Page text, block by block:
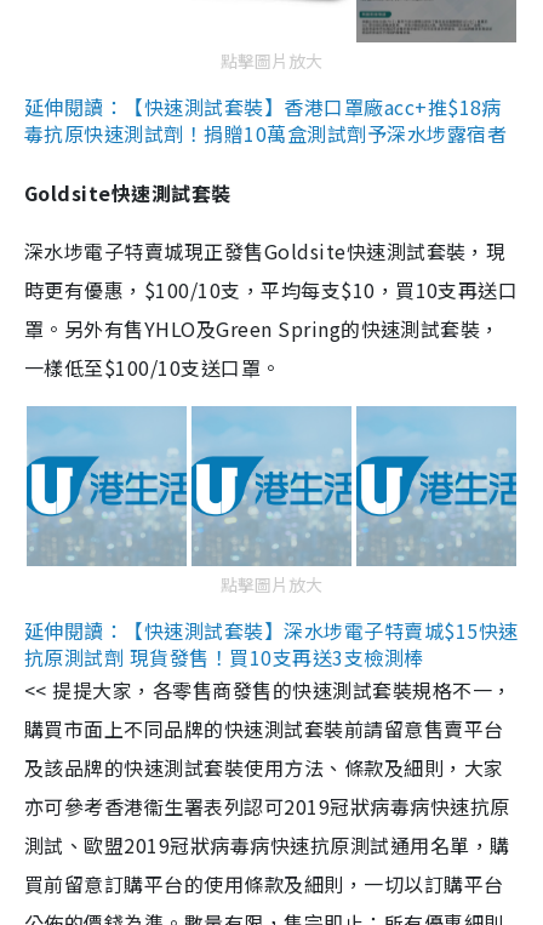
點擊圖片放大
延伸閱讀：【快速測試套裝】香港口罩廠acc+推$18病
毒抗原快速測試劑！捐贈10萬盒測試劑予深水埗露宿者
Goldsite快速測試套裝
深水埗電子特賣城現正發售Goldsite快速測試套裝，現
時更有優惠，$100/10支，平均每支$10，買10支再送口
罩。另外有售YHLO及Green Spring的快速測試套裝，
一樣低至$100/10支送口罩。
點擊圖片放大
延伸閱讀：【快速測試套裝】深水埗電子特賣城$15快速
抗原測試劑 現貨發售！買10支再送3支檢測棒
<< 提提大家，各零售商發售的快速測試套裝規格不一，
購買市面上不同品牌的快速測試套裝前請留意售賣平台
及該品牌的快速測試套裝使用方法、條款及細則，大家
亦可參考香港衞生署表列認可2019冠狀病毒病快速抗原
測試、歐盟2019冠狀病毒病快速抗原測試通用名單，購
買前留意訂購平台的使用條款及細則，一切以訂購平台